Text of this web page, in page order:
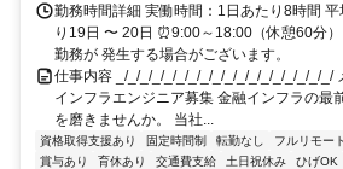
勤務時間詳細 実働時間：1日あたり8時間
り19日 〜 20日 ⏰9:00～18:00（休憩60分
勤務が 発生する場合がございます。
仕事内容 _/_/_/_/_/_/_/_/_/_/_/_/_/_/_/_/_/_/
インフラエンジニア募集 金融インフラの最
を磨きませんか。 当社...
資格取得支援あり 固定時間制 転勤なし フルリモート
賞与あり
育休あり 交通費支給 土日祝休み ひげOK